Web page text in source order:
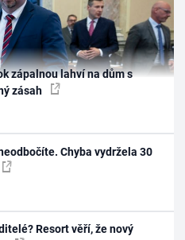
zápalnou lahví na dům s
zásah
Chyba vydržela 30
Resort věří, že nový